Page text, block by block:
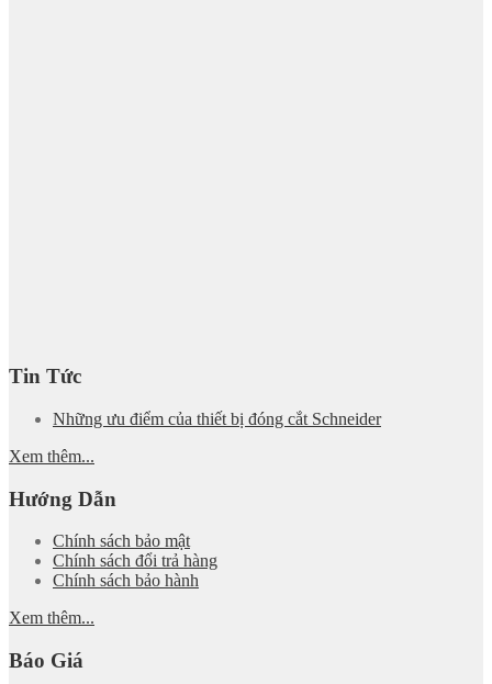
Tin Tức
Những ưu điểm của thiết bị đóng cắt Schneider
Xem thêm...
Hướng Dẫn
Chính sách bảo mật
Chính sách đổi trả hàng
Chính sách bảo hành
Xem thêm...
Báo Giá